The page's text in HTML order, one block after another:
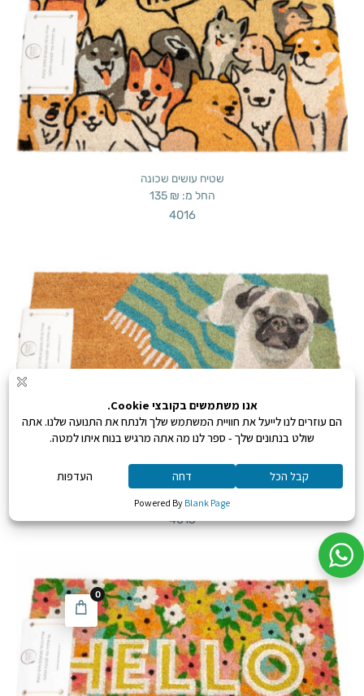
שטיח עושים שכונה
החל מ: 135 ₪
4016
שטיח בולדוג צרפתי
החל מ: 135₪
4015
0